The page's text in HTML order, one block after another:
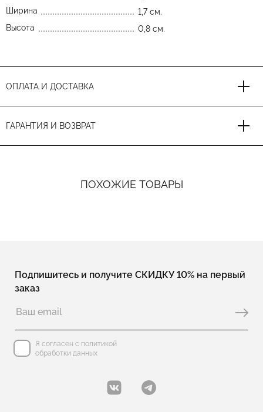
Ширина
1,7 см.
Высота
0,8 см.
ОПЛАТА И ДОСТАВКА
ГАРАНТИЯ И ВОЗВРАТ
ПОХОЖИЕ ТОВАРЫ
Подпишитесь и получите СКИДКУ 10% на первый
заказ
Я согласен с политикой
обработки данных